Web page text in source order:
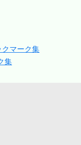
マーク集
集